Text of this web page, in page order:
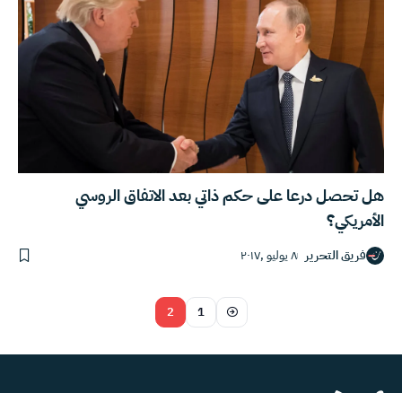
هل تحصل درعا على حكم ذاتي بعد الاتفاق الروسي
الأمريكي؟
فريق التحرير ٨ يوليو ,٢٠١٧
1
2